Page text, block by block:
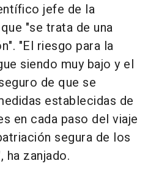
jefe de la
"se trata de una
"El riesgo para la
siendo muy bajo y el
de que se
establecidas de
en cada paso del viaje
segura de los
ha zanjado.